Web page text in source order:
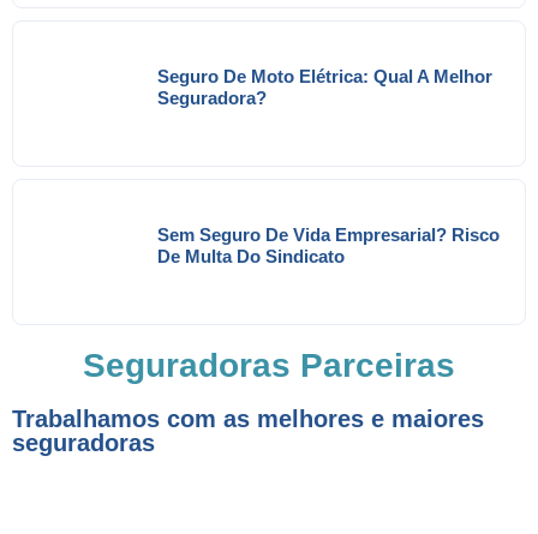
Seguro De Moto Elétrica: Qual A Melhor
Seguradora?
Sem Seguro De Vida Empresarial? Risco
De Multa Do Sindicato
Seguradoras Parceiras
Trabalhamos com as melhores e maiores
seguradoras